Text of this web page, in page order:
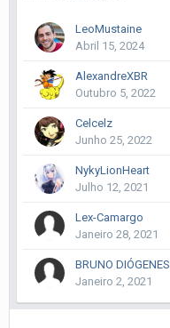
LeoMustaine
Abril 15, 2024
AlexandreXBR
Outubro 5, 2022
Celcelz
Junho 25, 2022
NykyLionHeart
Julho 12, 2021
Lex-Camargo
Janeiro 28, 2021
BRUNO DIÓGENES
Janeiro 2, 2021